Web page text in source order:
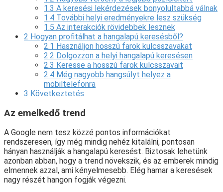
1.3 A keresési lekérdezések bonyolultabbá válnak
1.4 További helyi eredményekre lesz szükség
1.5 Az interakciók rövidebbek lesznek
2 Hogyan profitálhat a hangalapú keresésből?
2.1 Használjon hosszú farok kulcsszavakat
2.2 Dolgozzon a helyi hangalapú keresésen
2.3 Keresse a hosszú farok kulcsszavait
2.4 Még nagyobb hangsúlyt helyez a
mobiltelefonra
3 Következtetés
Az emelkedő trend
A Google nem tesz közzé pontos információkat
rendszeresen, így még mindig nehéz kitalálni, pontosan
hányan használják a hangalapú keresést. Biztosak lehetünk
azonban abban, hogy a trend növekszik, és az emberek mindig
elmennek azzal, ami kényelmesebb. Elég hamar a keresések
nagy részét hangon fogják végezni.